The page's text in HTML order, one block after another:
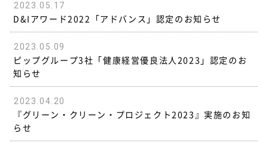
2023.05.17
D&Iアワード2022「アドバンス」認定のお知らせ
2023.05.09
ピップグループ3社「健康経営優良法人2023」認定のお
知らせ
2023.04.20
『グリーン・クリーン・プロジェクト2023』実施のお知
らせ